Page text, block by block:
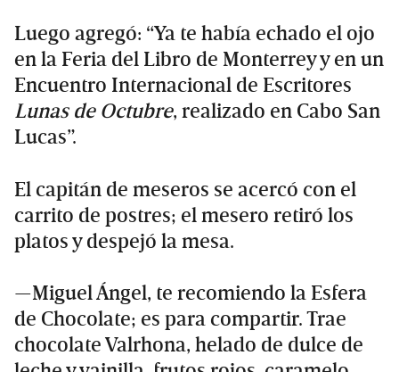
Luego agregó: “Ya te había echado el ojo
en la Feria del Libro de Monterrey y en un
Encuentro Internacional de Escritores
Lunas de Octubre, realizado en Cabo San
Lucas”.
El capitán de meseros se acercó con el
carrito de postres; el mesero retiró los
platos y despejó la mesa.
—Miguel Ángel, te recomiendo la Esfera
de Chocolate; es para compartir. Trae
chocolate Valrhona, helado de dulce de